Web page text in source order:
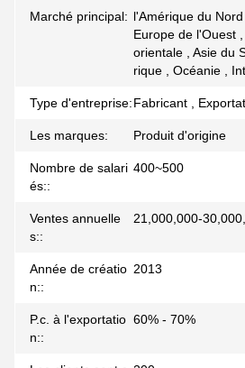
Marché principal: l'Amérique du Nord
Europe de l'Ouest
orientale , Asie du
rique , Océanie ,
Type d'entreprise:Fabricant ,
Les marques: Produit d'origine
Nombre de salari
és::
400~500
Ventes annuelle
s::
21,000,000-
Année de créatio
n::
2013
P.c. à l'exportatio
n::
60% - 70%